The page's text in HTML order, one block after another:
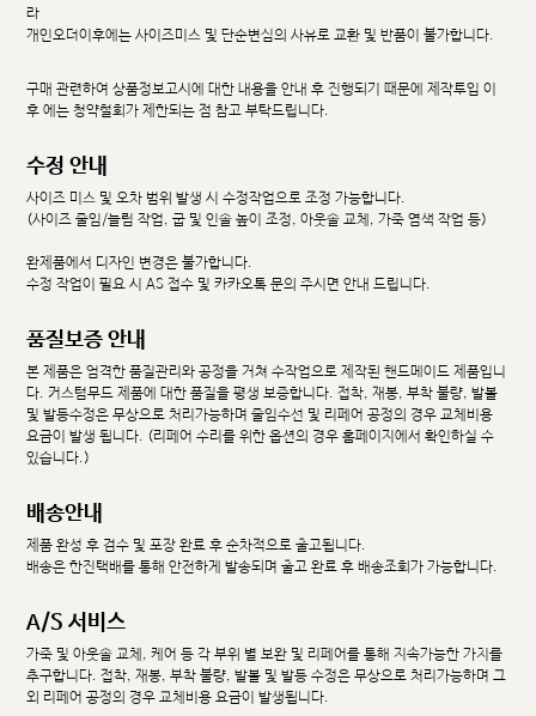
라
개인오더이후에는 사이즈미스 및 단순변심의 사유로 교환 및 반품이 불가합니다.
구매 관련하여 상품정보고시에 대한 내용을 안내 후 진행되기 때문에 제작투입 이
후 에는 청약철회가 제한되는 점 참고 부탁드립니다.
수정 안내
사이즈 미스 및 오차 범위 발생 시 수정작업으로 조정 가능합니다.
(사이즈 줄임/늘림 작업, 굽 및 인솔 높이 조정, 아웃솔 교체, 가죽 염색 작업 등)
완제품에서 디자인 변경은 불가합니다.
수정 작업이 필요 시 AS 접수 및 카카오톡 문의 주시면 안내 드립니다.
품질보증 안내
본 제품은 엄격한 품질관리와 공정을 거쳐 수작업으로 제작된 핸드메이드 제품입니
다. 커스텀무드 제품에 대한 품질을 평생 보증합니다. 접착, 재봉, 부착 불량, 발볼
및 발등수정은 무상으로 처리가능하며 줄임수선 및 리페어 공정의 경우 교체비용
요금이 발생 됩니다. (리페어 수리를 위한 옵션의 경우 홈페이지에서 확인하실 수
있습니다.)
배송안내
제품 완성 후 검수 및 포장 완료 후 순차적으로 출고됩니다.
배송은 한진택배를 통해 안전하게 발송되며 출고 완료 후 배송조회가 가능합니다.
A/S 서비스
가죽 및 아웃솔 교체, 케어 등 각 부위 별 보완 및 리페어를 통해 지속가능한 가치를
추구합니다. 접착, 재봉, 부착 불량, 발볼 및 발등 수정은 무상으로 처리가능하며 그
외 리페어 공정의 경우 교체비용 요금이 발생됩니다.